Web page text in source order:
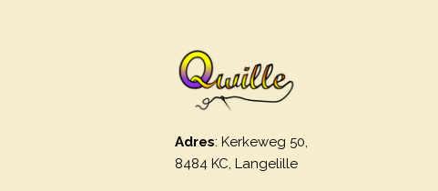
Adres: Kerkeweg 50,
8484 KC, Langelille